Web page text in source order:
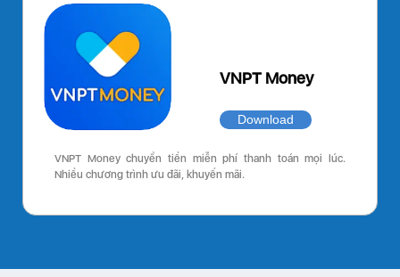
VNPT Money
Download
VNPT Money chuyển tiền miễn phí thanh toán mọi lúc.
Nhiều chương trình ưu đãi, khuyến mãi.